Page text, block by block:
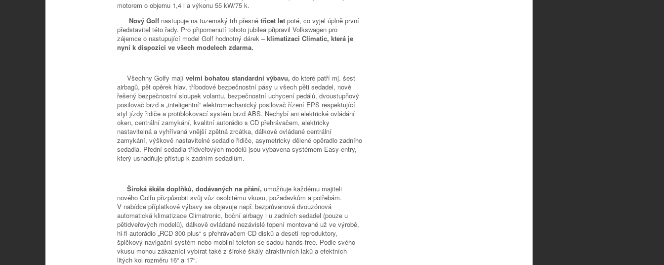
motorem o objemu 1,4 l a výkonu 55 kW/75 k.
Nový Golf nastupuje na tuzemský trh přesně třicet let poté, co vyjel úplně první
představitel této řady. Pro připomenutí tohoto jubilea připravil Volkswagen pro
zájemce o nastupující model Golf hodnotný dárek –klimatizaci Climatic, která je
nyní k dispozici ve všech modelech zdarma.
Všechny Golfy mají velmi bohatou standardní výbavu, do které patří mj. šest
airbagů, pět opěrek hlav, tříbodové bezpečnostní pásy u všech pěti sedadel, nově
řešený bezpečnostní sloupek volantu, bezpečnostní uchycení pedálů, dvoustupňový
posilovač brzd a „inteligentní“ elektromechanický posilovač řízení EPS respektující
styl jízdy řidiče a protiblokovací systém brzd ABS. Nechybí ani elektrické ovládání
oken, centrální zamykání, kvalitní autorádio s CD přehrávačem, elektricky
nastavitelná a vyhřívaná vnější zpětná zrcátka, dálkově ovládané centrální
zamykání, výškově nastavitelné sedadlo řidiče, asymetricky dělené opěradlo zadního
sedadla. Přední sedadla třídveřových modelů jsou vybavena systémem Easy-entry,
který usnadňuje přístup k zadním sedadlům.
Široká škála doplňků, dodávaných na přání, umožňuje každému majiteli
nového Golfu přizpůsobit svůj vůz osobitému vkusu, požadavkům a potřebám.
V nabídce příplatkové výbavy se objevuje např. bezprůvanová dvouzónová
automatická klimatizace Climatronic, boční airbagy i u zadních sedadel (pouze u
pětidveřových modelů), dálkově ovládané nezávislé topení montované už ve výrobě,
hi-fi autorádio „RCD 300 plus“ s přehrávačem CD disků a deseti reproduktory,
špičkový navigační systém nebo mobilní telefon se sadou hands-free. Podle svého
vkusu mohou zákazníci vybírat také z široké škály atraktivních laků a efektních
litých kol rozměru 16“ a 17“.